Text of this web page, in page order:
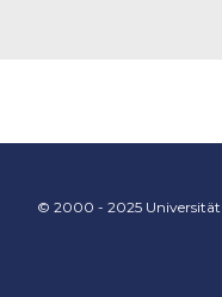
© 2000 - 2025